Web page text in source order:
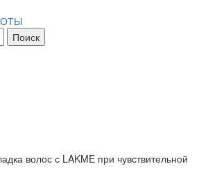
волос с LAKME при чувствительной